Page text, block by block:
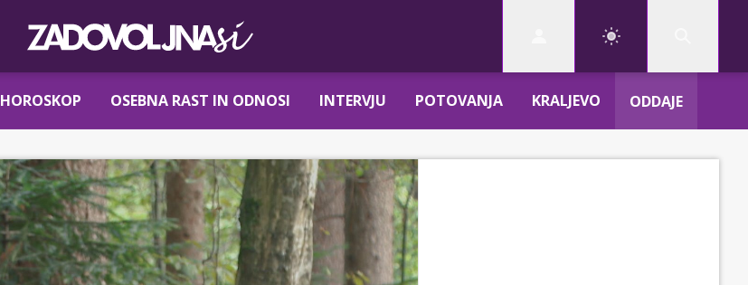
HOROSKOP OSEBNA RAST IN ODNOSI INTERVJU POTOVANJA KRALJEVO ODDAJE